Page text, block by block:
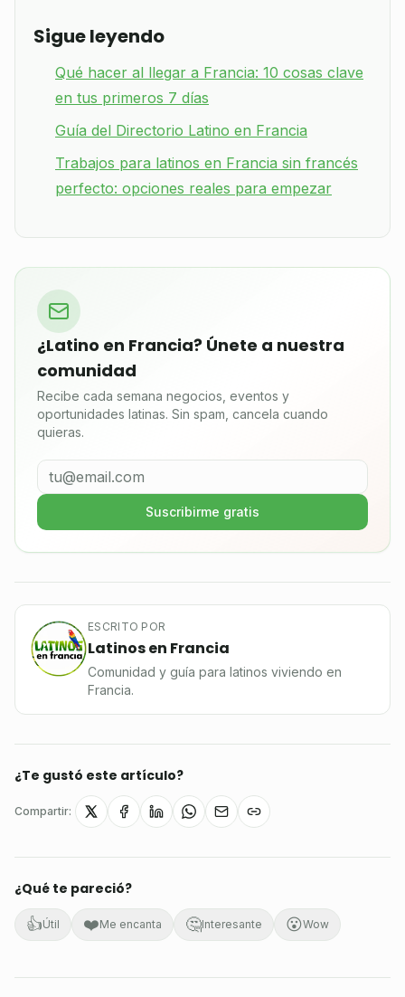
Sigue leyendo
Qué hacer al llegar a Francia: 10 cosas clave
en tus primeros 7 días
Guía del Directorio Latino en Francia
Trabajos para latinos en Francia sin francés
perfecto: opciones reales para empezar
¿Latino en Francia? Únete a nuestra
comunidad
Recibe cada semana negocios, eventos y
oportunidades latinas. Sin spam, cancela cuando
quieras.
Suscribirme gratis
ESCRITO POR
Latinos en Francia
Comunidad y guía para latinos viviendo en
Francia.
¿Te gustó este artículo?
Compartir:
¿Qué te pareció?
👍Útil ❤️Me encanta 🤔Interesante 😮Wow